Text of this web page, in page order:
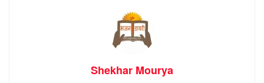
Shekhar Mourya